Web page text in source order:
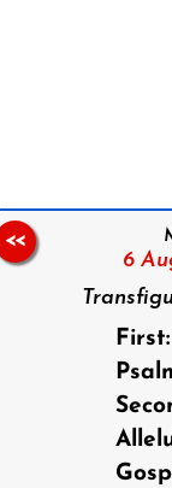
6
First:
<<